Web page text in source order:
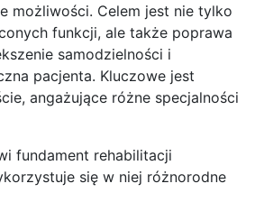
możliwości. Celem jest nie tylko
funkcji, ale także poprawa
samodzielności i
pacjenta. Kluczowe jest
angażujące różne specjalności
fundament rehabilitacji
się w niej różnorodne